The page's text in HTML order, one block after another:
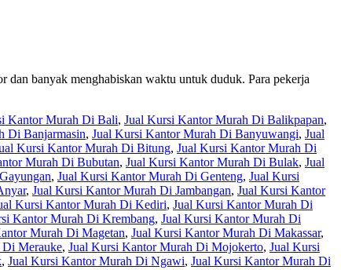
banyak menghabiskan waktu untuk duduk. Para pekerja
Kantor Murah Di Bali, Jual Kursi Kantor Murah Di Balikpapan,
Di Banjarmasin, Jual Kursi Kantor Murah Di Banyuwangi, Jual
Kursi Kantor Murah Di Bitung, Jual Kursi Kantor Murah Di
Murah Di Bubutan, Jual Kursi Kantor Murah Di Bulak, Jual
, Jual Kursi Kantor Murah Di Genteng, Jual Kursi
, Jual Kursi Kantor Murah Di Jambangan, Jual Kursi Kantor
Kursi Kantor Murah Di Kediri, Jual Kursi Kantor Murah Di
Kantor Murah Di Krembang, Jual Kursi Kantor Murah Di
Murah Di Magetan, Jual Kursi Kantor Murah Di Makassar,
Merauke, Jual Kursi Kantor Murah Di Mojokerto, Jual Kursi
, Jual Kursi Kantor Murah Di Ngawi, Jual Kursi Kantor Murah Di